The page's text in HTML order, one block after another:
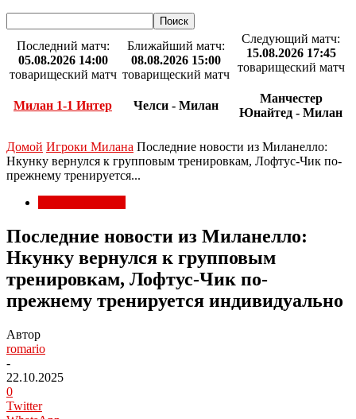
Последний матч:
05.08.2026 14:00
товарищеский матч
Милан 1-1 Интер
Ближайший матч:
08.08.2026 15:00
товарищеский матч
Челси - Милан
Следующий матч:
15.08.2026 17:45
товарищеский матч
Манчестер
Юнайтед - Милан
Домой Игроки Милана Последние новости из Миланелло:
Нкунку вернулся к групповым тренировкам, Лофтус-Чик по-
прежнему тренируется...
Последние новости из Миланелло:
Нкунку вернулся к групповым
тренировкам, Лофтус-Чик по-
прежнему тренируется индивидуально
Автор
romario
-
22.10.2025
0
Twitter